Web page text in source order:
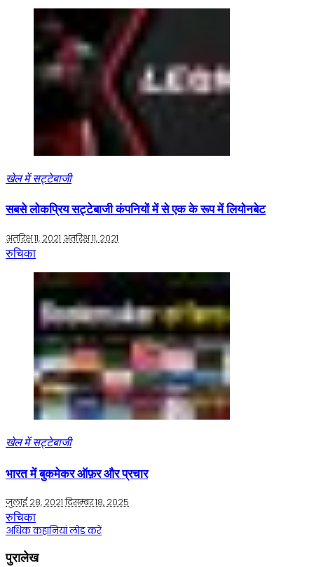
खेल में सट्टेबाजी
सबसे लोकप्रिय सट्टेबाजी कंपनियों में से एक के रूप में लियोनबेट
अंतरिक्ष 11, 2021 अंतरिक्ष 11, 2021
रुचिका
खेल में सट्टेबाजी
भारत में बुकमेकर ऑफ़र और प्रचार
जुलाई 28, 2021 दिसम्बर 18, 2025
रुचिका
अधिक कहानियां लोड करें
पुरालेख